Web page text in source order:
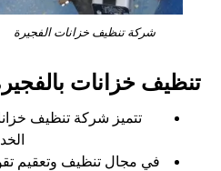
شركة تنظيف خزانات الفجيرة
تنظيف خزانات
تتميز شركة تنظيف
في مجال تنظيف وتعقيم